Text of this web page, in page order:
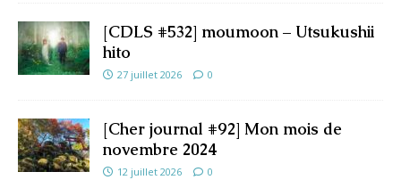
[CDLS #532] moumoon – Utsukushii
hito
27 juillet 2026 0
[Cher journal #92] Mon mois de
novembre 2024
12 juillet 2026 0